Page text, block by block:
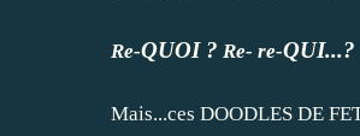
Re-QUOI ? Re- re-QUI...?
Mais...ces DOODLES DE